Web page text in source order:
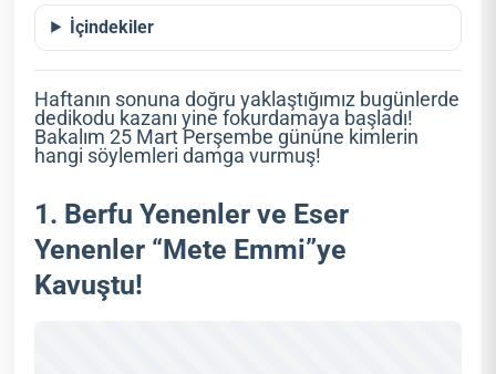
İçindekiler
Haftanın sonuna doğru yaklaştığımız bugünlerde
dedikodu kazanı yine fokurdamaya başladı!
Bakalım 25 Mart Perşembe gününe kimlerin
hangi söylemleri damga vurmuş!
1. Berfu Yenenler ve Eser
Yenenler “Mete Emmi”ye
Kavuştu!